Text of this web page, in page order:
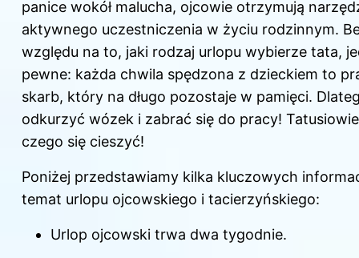
panice wokół malucha, ojcowie otrzymują
aktywnego uczestniczenia w życiu rodzinnym.
względu na to, jaki rodzaj urlopu wybierze tata,
pewne: każda chwila spędzona z dzieckiem to
skarb, który na długo pozostaje w pamięci.
odkurzyć wózek i zabrać się do pracy!
czego się cieszyć!
Poniżej przedstawiamy kilka kluczowych
temat urlopu ojcowskiego i tacierzyńskiego:
Urlop ojcowski trwa dwa tygodnie.